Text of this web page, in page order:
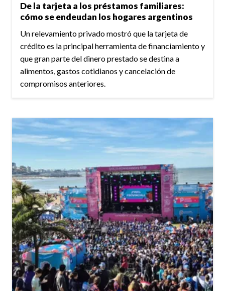
De la tarjeta a los préstamos familiares:
cómo se endeudan los hogares argentinos
Un relevamiento privado mostró que la tarjeta de
crédito es la principal herramienta de financiamiento y
que gran parte del dinero prestado se destina a
alimentos, gastos cotidianos y cancelación de
compromisos anteriores.